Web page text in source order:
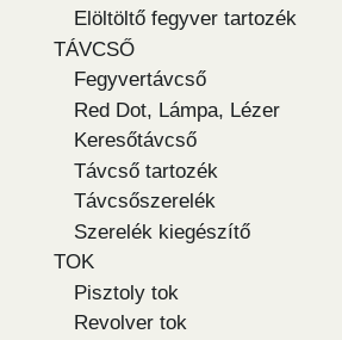
Elöltöltő fegyver tartozék
TÁVCSŐ
Fegyvertávcső
Red Dot, Lámpa, Lézer
Keresőtávcső
Távcső tartozék
Távcsőszerelék
Szerelék kiegészítő
TOK
Pisztoly tok
Revolver tok